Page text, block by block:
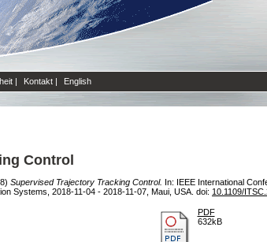
| Kontakt | English
Control
Supervised Trajectory Tracking Control. In: IEEE International
Systems, 2018-11-04 - 2018-11-07, Maui, USA. doi: 10.1109/
PDF
632kB